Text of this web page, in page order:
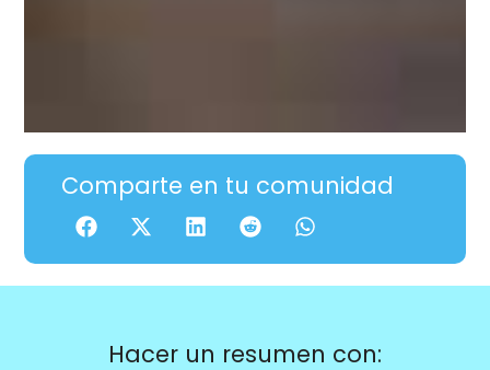
Comparte en tu comunidad
Hacer un resumen con: